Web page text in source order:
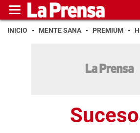
INICIO MENTE SANA PREMIUM